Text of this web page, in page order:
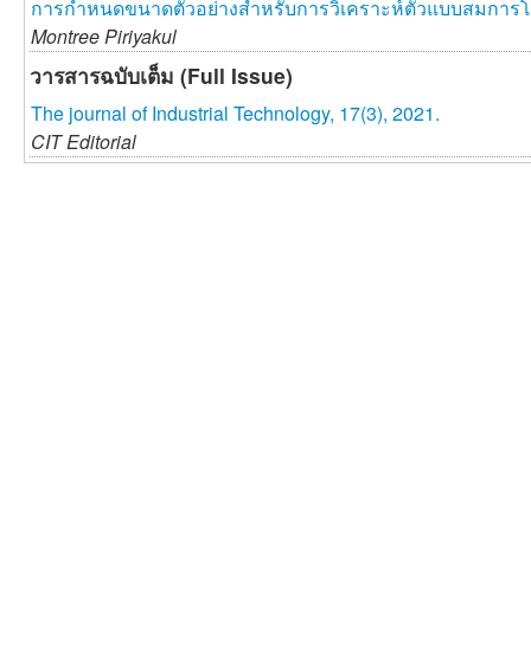
การกำหนดขนาดตัวอย่างสำหรับการวิเคราะห์ตัวแบบสมการ
Montree Piriyakul
วารสารฉบับเต็ม (Full Issue)
The journal of Industrial Technology, 17(3), 2021.
CIT Editorial